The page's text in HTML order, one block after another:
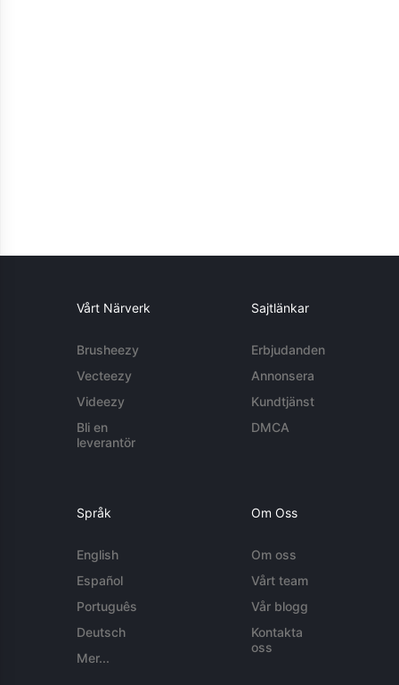
Vårt Närverk
Brusheezy
Vecteezy
Videezy
Bli en
leverantör
Sajtlänkar
Erbjudanden
Annonsera
Kundtjänst
DMCA
Språk
English
Español
Português
Deutsch
Mer...
Om Oss
Om oss
Vårt team
Vår blogg
Kontakta
oss